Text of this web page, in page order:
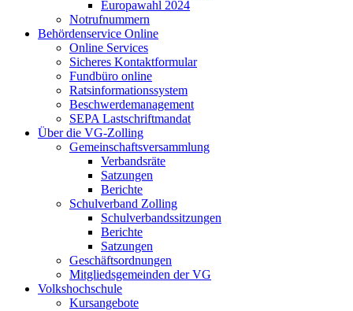
Europawahl 2024
Notrufnummern
Behördenservice Online
Online Services
Sicheres Kontaktformular
Fundbüro online
Ratsinformationssystem
Beschwerdemanagement
SEPA Lastschriftmandat
Über die VG-Zolling
Gemeinschaftsversammlung
Verbandsräte
Satzungen
Berichte
Schulverband Zolling
Schulverbandssitzungen
Berichte
Satzungen
Geschäftsordnungen
Mitgliedsgemeinden der VG
Volkshochschule
Kursangebote